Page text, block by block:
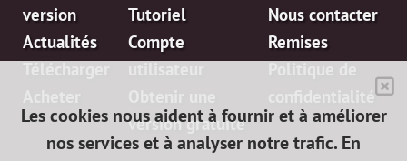
version
Actualités
Tutoriel
Compte
version gratuite
Nous contacter
Remises
Les cookies nous aident à fournir et à améliorer
nos services et à analyser notre trafic. En